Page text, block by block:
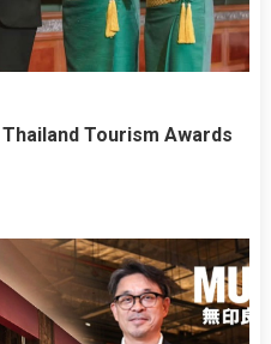
Tourism Awards